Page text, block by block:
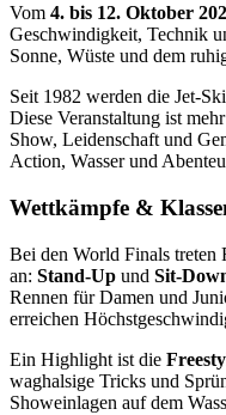
Vom 4. bis 12. Oktober
Geschwindigkeit, Technik
Sonne, Wüste und dem
Seit 1982 werden die Jet-
Diese Veranstaltung ist
Show, Leidenschaft und
Action, Wasser und
Wettkämpfe &
Bei den World Finals treten
an: Stand-Up und Sit-
Rennen für Damen und
erreichen
Ein Highlight ist die
waghalsige Tricks und
Showeinlagen auf dem